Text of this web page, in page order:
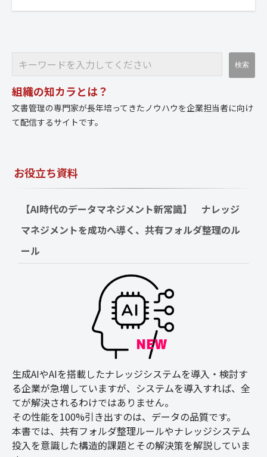
組織の知カラとは？
文書管理の専門家が長年培ってきたノウハウを企業担当者に向け
て配信するサイトです。
お役立ち資料
【AI時代のデータマネジメント新常識】　ナレッジ
マネジメントを成功へ導く、共有フォルダ整理のル
ール
生成AIやAIを搭載したナレッジシステムを導入・検討す
る企業が急増していますが、システムを導入すれば、全
てが解決されるわけではありません。
その性能を100%引き出すのは、データの品質です。
本書では、共有フォルダ整理ルールやナレッジシステム
投入を意識した構造的課題とその解決策を解説していま